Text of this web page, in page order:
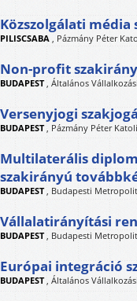
Közszolgálati
PILISCSABA , Pázmány Péter
Non-profit
BUDAPEST, Általános
Versenyjogi
BUDAPEST, Pázmány Péter
Multilaterális
szakirányú
BUDAPEST, Budapesti
Vállalatirányítási
BUDAPEST, Budapesti
Európai integráció
BUDAPEST, Általános